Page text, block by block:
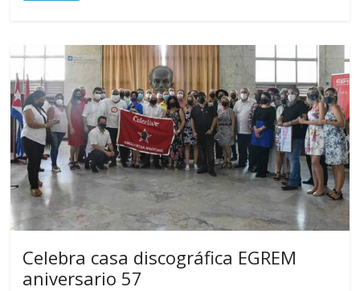
Celebra casa discográfica EGREM
aniversario 57